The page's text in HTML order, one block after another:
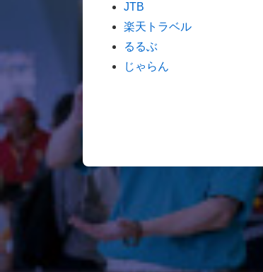
JTB
楽天トラベル
るるぶ
じゃらん